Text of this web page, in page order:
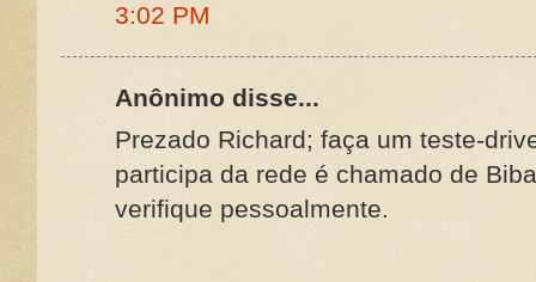
3:02 PM
Anônimo disse...
Prezado Richard; faça um teste-
participa da rede é chamado de
verifique pessoalmente.